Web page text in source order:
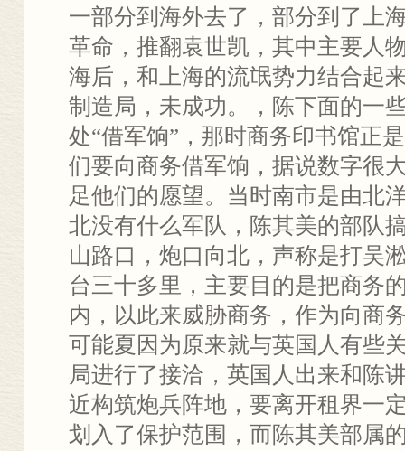
一部分到海外去了，部分到了上
革命，推翻袁世凯，其中主要人
海后，和上海的流氓势力结合起
制造局，未成功。，陈下面的一
处“借军饷”，那时商务印书馆正
们要向商务借军饷，据说数字很
足他们的愿望。当时南市是由北
北没有什么军队，陈其美的部队
山路口，炮口向北，声称是打吴
台三十多里，主要目的是把商务
内，以此来威胁商务，作为向商
可能夏因为原来就与英国人有些
局进行了接洽，英国人出来和陈
近构筑炮兵阵地，要离开租界一
划入了保护范围，而陈其美部属